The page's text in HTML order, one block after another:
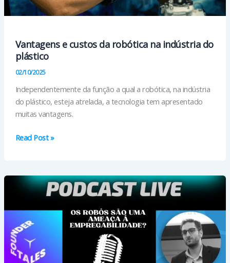
Vantagens e custos da robótica na indústria do
plástico
02/10/2025
Independentemente da função a qual a robótica, na indústria
do plástico, esteja atrelada, a tecnologia tem apresentado
muitas vantagens.
Vantagens
da
robótica
indústria
do
plástico
Read Post »